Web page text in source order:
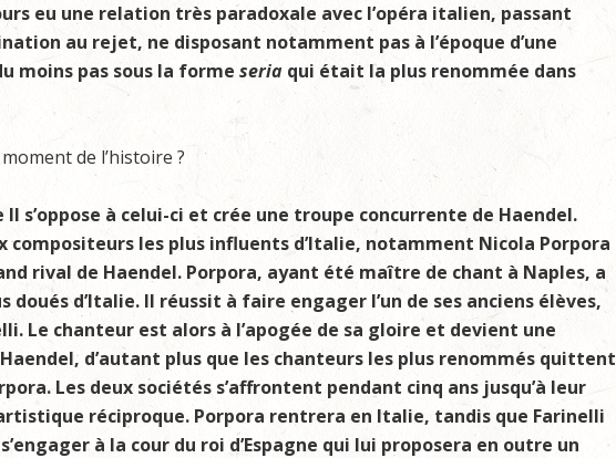
eu une relation très paradoxale avec l’opéra italien, passant
au rejet, ne disposant notamment pas à l’époque d’une
moins pas sous la forme seria qui était la plus renommée dans
de l’histoire ?
II s’oppose à celui-ci et crée une troupe concurrente de Haendel.
compositeurs les plus influents d’Italie, notamment Nicola Porpora
rival de Haendel. Porpora, ayant été maître de chant à Naples, a
d’Italie. Il réussit à faire engager l’un de ses anciens élèves,
Le chanteur est alors à l’apogée de sa gloire et devient une
d’autant plus que les chanteurs les plus renommés quittent
Les deux sociétés s’affrontent pendant cinq ans jusqu’à leur
réciproque. Porpora rentrera en Italie, tandis que Farinelli
à la cour du roi d’Espagne qui lui proposera en outre un